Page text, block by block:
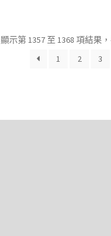
顯示第 1357 至 1368 項結果
1 2 3